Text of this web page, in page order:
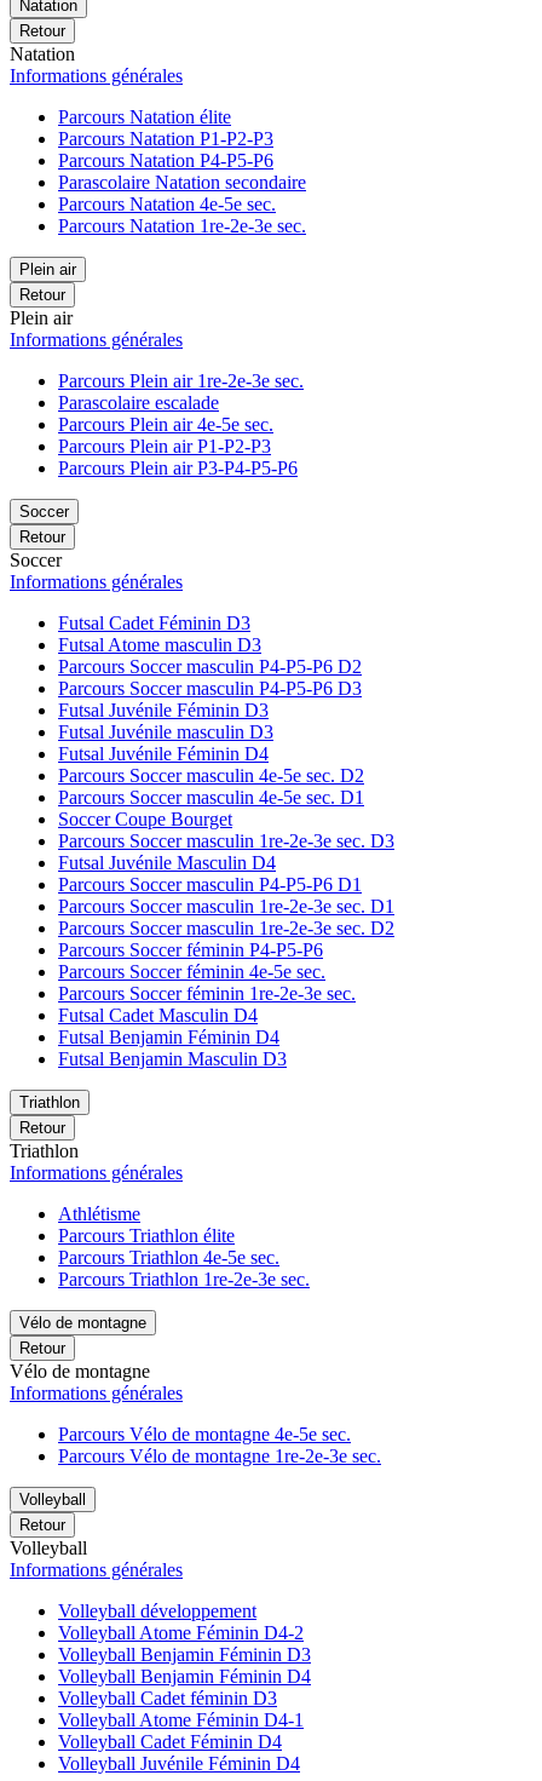
Natation
Retour
Natation
Informations générales
Parcours Natation élite
Parcours Natation P1-P2-P3
Parcours Natation P4-P5-P6
Parascolaire Natation secondaire
Parcours Natation 4e-5e sec.
Parcours Natation 1re-2e-3e sec.
Plein air
Retour
Plein air
Informations générales
Parcours Plein air 1re-2e-3e sec.
Parascolaire escalade
Parcours Plein air 4e-5e sec.
Parcours Plein air P1-P2-P3
Parcours Plein air P3-P4-P5-P6
Soccer
Retour
Soccer
Informations générales
Futsal Cadet Féminin D3
Futsal Atome masculin D3
Parcours Soccer masculin P4-P5-P6 D2
Parcours Soccer masculin P4-P5-P6 D3
Futsal Juvénile Féminin D3
Futsal Juvénile masculin D3
Futsal Juvénile Féminin D4
Parcours Soccer masculin 4e-5e sec. D2
Parcours Soccer masculin 4e-5e sec. D1
Soccer Coupe Bourget
Parcours Soccer masculin 1re-2e-3e sec. D3
Futsal Juvénile Masculin D4
Parcours Soccer masculin P4-P5-P6 D1
Parcours Soccer masculin 1re-2e-3e sec. D1
Parcours Soccer masculin 1re-2e-3e sec. D2
Parcours Soccer féminin P4-P5-P6
Parcours Soccer féminin 4e-5e sec.
Parcours Soccer féminin 1re-2e-3e sec.
Futsal Cadet Masculin D4
Futsal Benjamin Féminin D4
Futsal Benjamin Masculin D3
Triathlon
Retour
Triathlon
Informations générales
Athlétisme
Parcours Triathlon élite
Parcours Triathlon 4e-5e sec.
Parcours Triathlon 1re-2e-3e sec.
Vélo de montagne
Retour
Vélo de montagne
Informations générales
Parcours Vélo de montagne 4e-5e sec.
Parcours Vélo de montagne 1re-2e-3e sec.
Volleyball
Retour
Volleyball
Informations générales
Volleyball développement
Volleyball Atome Féminin D4-2
Volleyball Benjamin Féminin D3
Volleyball Benjamin Féminin D4
Volleyball Cadet féminin D3
Volleyball Atome Féminin D4-1
Volleyball Cadet Féminin D4
Volleyball Juvénile Féminin D4